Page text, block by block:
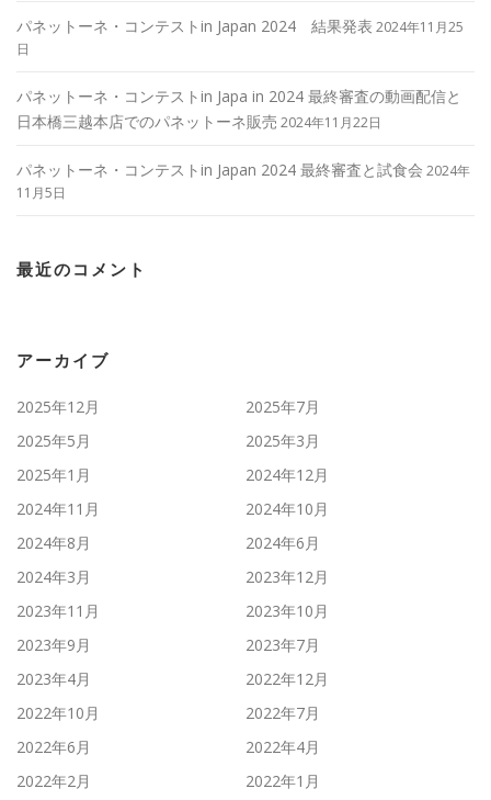
パネットーネ・コンテストin Japan 2024 結果発表 2024年11月25
日
パネットーネ・コンテストin Japa in 2024 最終審査の動画配信と
日本橋三越本店でのパネットーネ販売 2024年11月22日
パネットーネ・コンテストin Japan 2024 最終審査と試食会 2024年
11月5日
最近のコメント
アーカイブ
2025年12月
2025年7月
2025年5月
2025年3月
2025年1月
2024年12月
2024年11月
2024年10月
2024年8月
2024年6月
2024年3月
2023年12月
2023年11月
2023年10月
2023年9月
2023年7月
2023年4月
2022年12月
2022年10月
2022年7月
2022年6月
2022年4月
2022年2月
2022年1月